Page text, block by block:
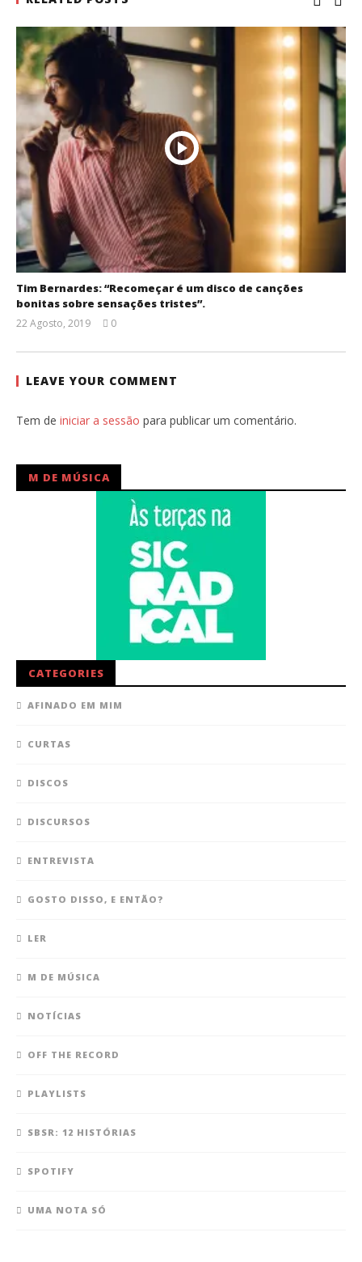
Tim Bernardes: “Recomeçar é um disco de canções
bonitas sobre sensações tristes”.
22 Agosto, 2019
Ventura
0
LEAVE YOUR COMMENT
Tem de iniciar a sessão para publicar um comentário.
M DE MÚSICA
CATEGORIES
AFINADO EM MIM
CURTAS
DISCOS
DISCURSOS
ENTREVISTA
GOSTO DISSO, E ENTÃO?
LER
M DE MÚSICA
NOTÍCIAS
OFF THE RECORD
PLAYLISTS
SBSR: 12 HISTÓRIAS
SPOTIFY
UMA NOTA SÓ